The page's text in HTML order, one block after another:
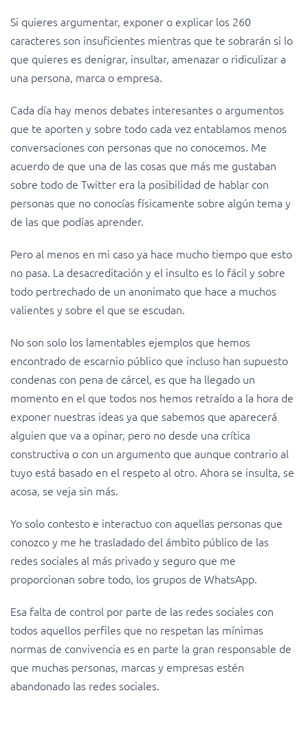
Si quieres argumentar, exponer o explicar los 260
caracteres son insuficientes mientras que te sobrarán si lo
que quieres es denigrar, insultar, amenazar o ridiculizar a
una persona, marca o empresa.
Cada día hay menos debates interesantes o argumentos
que te aporten y sobre todo cada vez entablamos menos
conversaciones con personas que no conocemos. Me
acuerdo de que una de las cosas que más me gustaban
sobre todo de Twitter era la posibilidad de hablar con
personas que no conocías físicamente sobre algún tema y
de las que podías aprender.
Pero al menos en mi caso ya hace mucho tiempo que esto
no pasa. La desacreditación y el insulto es lo fácil y sobre
todo pertrechado de un anonimato que hace a muchos
valientes y sobre el que se escudan.
No son solo los lamentables ejemplos que hemos
encontrado de escarnio público que incluso han supuesto
condenas con pena de cárcel, es que ha llegado un
momento en el que todos nos hemos retraído a la hora de
exponer nuestras ideas ya que sabemos que aparecerá
alguien que va a opinar, pero no desde una crítica
constructiva o con un argumento que aunque contrario al
tuyo está basado en el respeto al otro. Ahora se insulta, se
acosa, se veja sin más.
Yo solo contesto e interactuo con aquellas personas que
conozco y me he trasladado del ámbito público de las
redes sociales al más privado y seguro que me
proporcionan sobre todo, los grupos de WhatsApp.
Esa falta de control por parte de las redes sociales con
todos aquellos perfiles que no respetan las mínimas
normas de convivencia es en parte la gran responsable de
que muchas personas, marcas y empresas estén
abandonado las redes sociales.